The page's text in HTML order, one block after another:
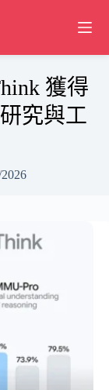
獲得
究與工